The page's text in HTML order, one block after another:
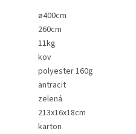
ø400cm
260cm
11kg
kov
polyester 160g
antracit
zelená
213x16x18cm
karton